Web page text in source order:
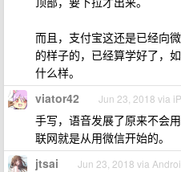
而且，支付宝这还是已经向
的样子的，已经算学好了，
什么样。
viator42 Jun 23, 2018 via
手写，语音发展了原来不会
联网就是从用微信开始的。
jtsai Jun 23, 2018 via